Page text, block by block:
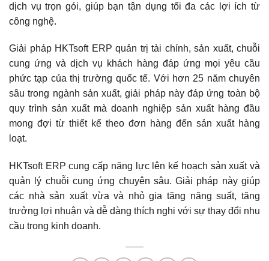
dịch vụ trọn gói, giúp bạn tận dụng tối đa các lợi ích từ
công nghệ.
Giải pháp HKTsoft ERP quản trị tài chính, sản xuất, chuỗi
cung ứng và dịch vụ khách hàng đáp ứng mọi yêu cầu
phức tạp của thị trường quốc tế. Với hơn 25 năm chuyên
sâu trong ngành sản xuất, giải pháp này đáp ứng toàn bộ
quy trình sản xuất mà doanh nghiệp sản xuất hàng đầu
mong đợi từ thiết kế theo đơn hàng đến sản xuất hàng
loạt.
HKTsoft ERP cung cấp năng lực lên kế hoạch sản xuất và
quản lý chuỗi cung ứng chuyên sâu. Giải pháp này giúp
các nhà sản xuất vừa và nhỏ gia tăng năng suất, tăng
trưởng lợi nhuận và dễ dàng thích nghi với sự thay đổi nhu
cầu trong kinh doanh.